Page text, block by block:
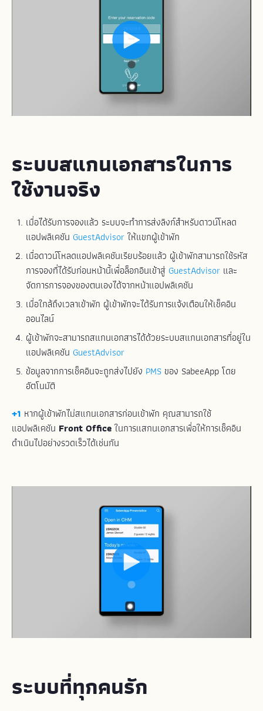
ระบบสแกนเอกสารในการ
ใช้งานจริง
เมื่อได้รับการจองแล้ว ระบบจะทำการส่งลิงก์สำหรับดาวน์โหลด
แอปพลิเคชัน GuestAdvisor ให้แขกผู้เข้าพัก
เมื่อดาวน์โหลดแอปพลิเคชันเรียบร้อยแล้ว ผู้เข้าพักสามารถใช้รหัส
การจองที่ได้รับก่อนหน้านี้เพื่อล็อกอินเข้าสู่ GuestAdvisor และ
จัดการการจองของตนเองได้จากหน้าแอปพลิเคชัน
เมื่อใกล้ถึงเวลาเข้าพัก ผู้เข้าพักจะได้รับการแจ้งเตือนให้เช็คอิน
ออนไลน์
ผู้เข้าพักจะสามารถสแกนเอกสารได้ด้วยระบบสแกนเอกสารที่อยู่ใน
แอปพลิเคชัน GuestAdvisor
ข้อมูลจากการเช็คอินจะถูกส่งไปยัง PMS ของ SabeeApp โดย
อัตโนมัติ
+1 หากผู้เข้าพักไม่สแกนเอกสารก่อนเข้าพัก คุณสามารถใช้
แอปพลิเคชัน Front Office ในการแสกนเอกสารเพื่อให้การเช็คอิน
ดำเนินไปอย่างรวดเร็วได้เช่นกัน
ระบบที่ทุกคนรัก